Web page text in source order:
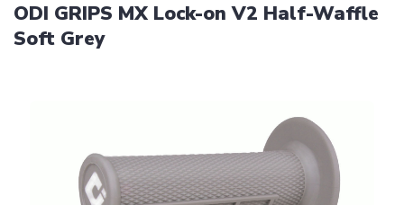
ODI GRIPS MX Lock-on V2 Half-Waffle
Soft Grey